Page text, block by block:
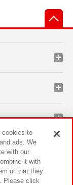
cookies to
ads. We
with our
it with
or that they
Please click